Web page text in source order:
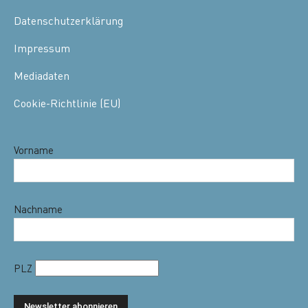
Datenschutzerklärung
Impressum
Mediadaten
Cookie-Richtlinie (EU)
Vorname
Nachname
PLZ